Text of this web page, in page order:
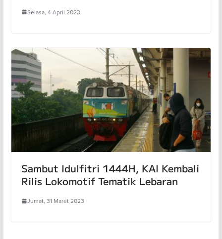
Selasa, 4 April 2023
Sambut Idulfitri 1444H, KAI Kembali
Rilis Lokomotif Tematik Lebaran
Jumat, 31 Maret 2023